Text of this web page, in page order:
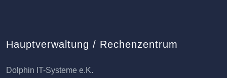
Hauptverwaltung / Rechenzentrum
Dolphin IT-Systeme e.K.